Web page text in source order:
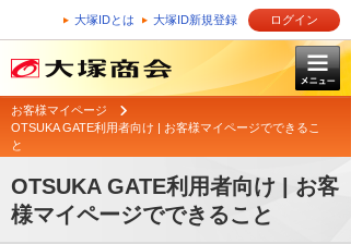
大塚IDとは 大塚ID新規登録 ログイン
お客様マイページ
OTSUKA GATE利用者向け | お客様マイページでできるこ
と
OTSUKA GATE利用者向け | お客
様マイページでできること